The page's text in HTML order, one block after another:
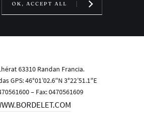
63310 Randan Francia.
GPS: 46°01’02.6″N 3°22’51.1″E
– Fax: 0470561609
OK, ACCEPT ALL